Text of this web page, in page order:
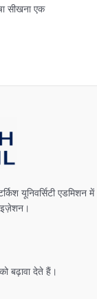
सीखना एक
यूनिवर्सिटी एडमिशन में
बढ़ावा देते हैं।